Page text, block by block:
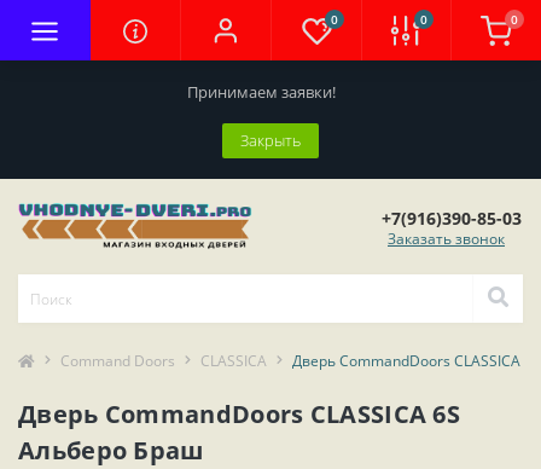
Принимаем заявки!
Закрыть
0 0 0
+7(916)390-85-03
Заказать звонок
Command Doors CLASSICA Дверь CommandDoors CLASSICA
Дверь CommandDoors CLASSICA 6S
Альберо Браш